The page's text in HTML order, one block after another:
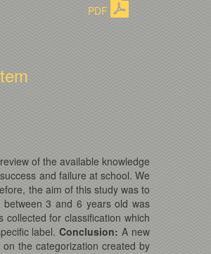
PDF
of the available knowledge
and failure at school. We
the aim of this study was to
3 and 6 years old was
for classification which
label.Conclusion: A new
the categorization created by